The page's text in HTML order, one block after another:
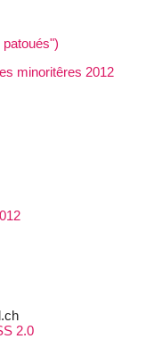
patoués")
minoritêres 2012
2.0